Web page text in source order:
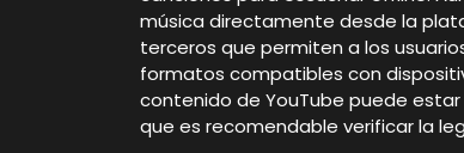
música directamente desde la
terceros que permiten a los
formatos compatibles con
contenido de YouTube puede
que es recomendable verificar la